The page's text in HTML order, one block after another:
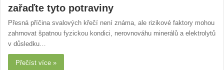
zařaďte tyto potraviny
Přesná příčina svalových křečí není známa, ale rizikové faktory mohou
zahrnovat špatnou fyzickou kondici, nerovnováhu minerálů a elektrolytů
v důsledku…
Přečíst více »